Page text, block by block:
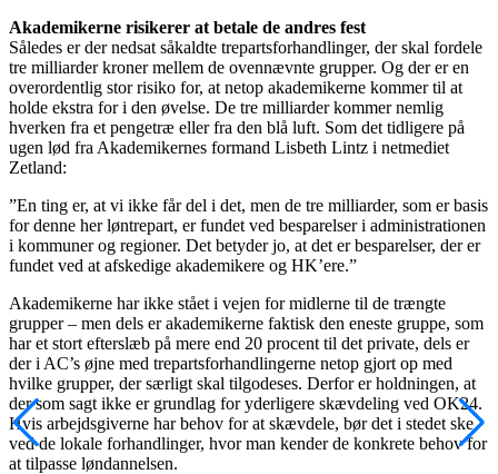
Akademikerne risikerer at betale de andres fest
Således er der nedsat såkaldte trepartsforhandlinger, der skal fordele
tre milliarder kroner mellem de ovennævnte grupper. Og der er en
overordentlig stor risiko for, at netop akademikerne kommer til at
holde ekstra for i den øvelse. De tre milliarder kommer nemlig
hverken fra et pengetræ eller fra den blå luft. Som det tidligere på
ugen lød fra Akademikernes formand Lisbeth Lintz i netmediet
Zetland:
”En ting er, at vi ikke får del i det, men de tre milliarder, som er basis
for denne her løntrepart, er fundet ved besparelser i administrationen
i kommuner og regioner. Det betyder jo, at det er besparelser, der er
fundet ved at afskedige akademikere og HK’ere.”
Akademikerne har ikke stået i vejen for midlerne til de trængte
grupper – men dels er akademikerne faktisk den eneste gruppe, som
har et stort efterslæb på mere end 20 procent til det private, dels er
der i AC’s øjne med trepartsforhandlingerne netop gjort op med
hvilke grupper, der særligt skal tilgodeses. Derfor er holdningen, at
der som sagt ikke er grundlag for yderligere skævdeling ved OK24.
Hvis arbejdsgiverne har behov for at skævdele, bør det i stedet ske
ved de lokale forhandlinger, hvor man kender de konkrete behov for
at tilpasse løndannelsen.